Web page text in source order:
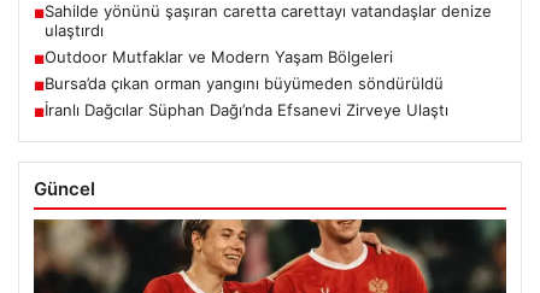
■Sahilde yönünü şaşıran caretta carettayı vatandaşlar denize
ulaştırdı
■Outdoor Mutfaklar ve Modern Yaşam Bölgeleri
■Bursa’da çıkan orman yangını büyümeden söndürüldü
■İranlı Dağcılar Süphan Dağı’nda Efsanevi Zirveye Ulaştı
Güncel